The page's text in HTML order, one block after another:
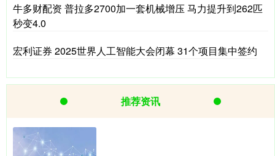
牛多财配资 普拉多2700加一套机械增压 马力提升到262匹
秒变4.0
宏利证券 2025世界人工智能大会闭幕 31个项目集中签约
推荐资讯